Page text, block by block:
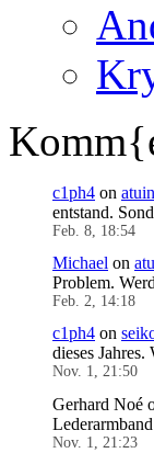
c1ph4 on
entstand.
Feb. 8, 18:54
Michael on
Problem.
Feb. 2, 14:18
c1ph4 on
dieses
Nov. 1, 21:50
Gerhard Noé
Nov. 1, 21:23